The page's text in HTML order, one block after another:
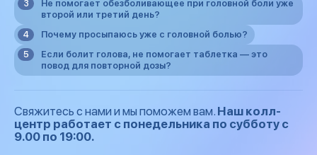
Не помогает обезболивающее при головной боли уже
второй или третий день?
Почему просыпаюсь уже с головной болью?
Если болит голова, не помогает таблетка — это
повод для повторной дозы?
Свяжитесь с нами и мы поможем вам. Наш колл-
центр работает с понедельника по субботу с
9.00 по 19:00.